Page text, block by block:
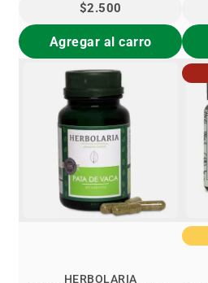
$2.500
Agregar al carro
HERBOLARIA